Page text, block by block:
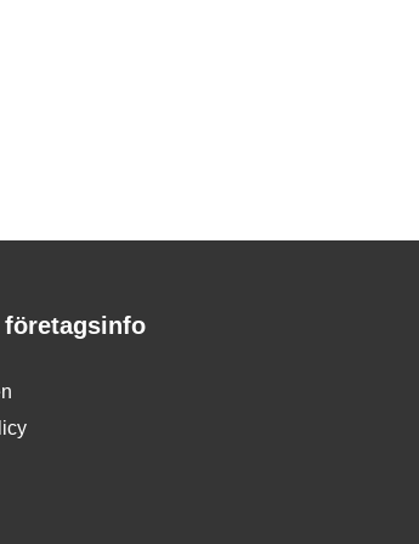
företagsinfo